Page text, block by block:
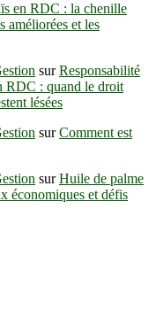
en RDC : la chenille
améliorées et les
surResponsabilité
RDC : quand le droit
lésées
surComment est
surHuile de palme
économiques et défis